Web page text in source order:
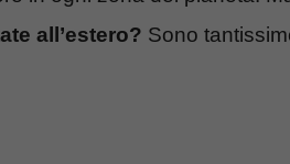
all’estero? Sono